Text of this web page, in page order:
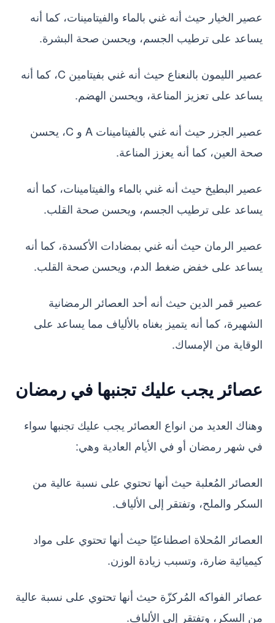
عصير الخيار حيث أنه غني بالماء والفيتامينات، كما أنه
يساعد على ترطيب الجسم، ويحسن صحة البشرة.
عصير الليمون بالنعناع حيث أنه غني بفيتامين C، كما أنه
يساعد على تعزيز المناعة، ويحسن الهضم.
عصير الجزر حيث أنه غني بالفيتامينات A و C، يحسن
صحة العين، كما أنه يعزز المناعة.
عصير البطيخ حيث أنه غني بالماء والفيتامينات، كما أنه
يساعد على ترطيب الجسم، ويحسن صحة القلب.
عصير الرمان حيث أنه غني بمضادات الأكسدة، كما أنه
يساعد على خفض ضغط الدم، ويحسن صحة القلب.
عصير قمر الدين حيث أنه أحد العصائر الرمضانية
الشهيرة، كما أنه يتميز بغناه بالألياف مما يساعد على
الوقاية من الإمساك.
عصائر يجب عليك تجنبها في رمضان
وهناك العديد من انواع العصائر يجب عليك تجنبها سواء
في شهر رمضان أو في الأيام العادية وهي:
العصائر المُعلبة حيث أنها تحتوي على نسبة عالية من
السكر والملح، وتفتقر إلى الألياف.
العصائر المُحلاة اصطناعيًا حيث أنها تحتوي على مواد
كيميائية ضارة، وتسبب زيادة الوزن.
عصائر الفواكه المُركزّة حيث أنها تحتوي على نسبة عالية
من السكر، وتفتقر إلى الألياف.